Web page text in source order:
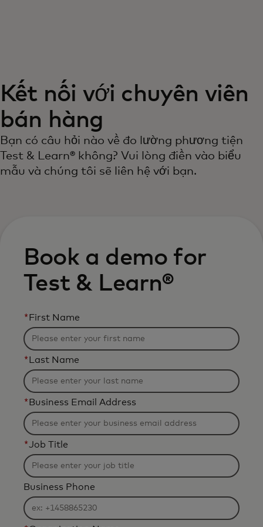
Dành cho thế giới
Dành cho nhà đổi mới
Tin tức và xu hướng
Kết nối với chuyên viên
bán hàng
Bạn có câu hỏi nào về đo lường phương tiện
Test & Learn® không? Vui lòng điền vào biểu
mẫu và chúng tôi sẽ liên hệ với bạn.
Book a demo for
Test & Learn®
* First Name
* Last Name
* Business Email Address
*Job Title
Business Phone